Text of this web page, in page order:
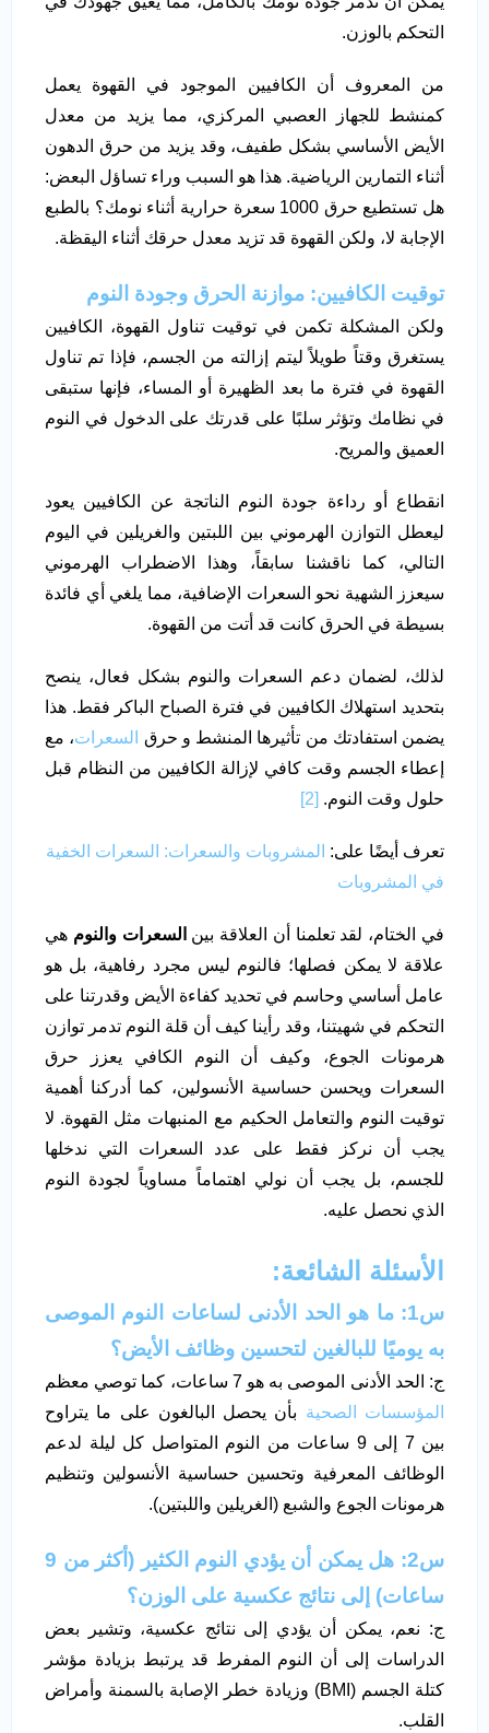
التحكم بالوزن.
من المعروف أن الكافيين الموجود في القهوة يعمل
كمنشط للجهاز العصبي المركزي، مما يزيد من معدل
الأيض الأساسي بشكل طفيف، وقد يزيد من حرق الدهون
أثناء التمارين الرياضية. هذا هو السبب وراء تساؤل البعض:
هل تستطيع حرق 1000 سعرة حرارية أثناء نومك؟ بالطبع
الإجابة لا، ولكن القهوة قد تزيد معدل حرقك أثناء اليقظة.
توقيت الكافيين: موازنة الحرق وجودة النوم
ولكن المشكلة تكمن في توقيت تناول القهوة، الكافيين
يستغرق وقتاً طويلاً ليتم إزالته من الجسم، فإذا تم تناول
القهوة في فترة ما بعد الظهيرة أو المساء، فإنها ستبقى
في نظامك وتؤثر سلبًا على قدرتك على الدخول في النوم
العميق والمريح.
انقطاع أو رداءة جودة النوم الناتجة عن الكافيين يعود
ليعطل التوازن الهرموني بين اللبتين والغريلين في اليوم
التالي، كما ناقشنا سابقاً، وهذا الاضطراب الهرموني
سيعزز الشهية نحو السعرات الإضافية، مما يلغي أي فائدة
بسيطة في الحرق كانت قد أتت من القهوة.
لذلك، لضمان دعم السعرات والنوم بشكل فعال، ينصح
بتحديد استهلاك الكافيين في فترة الصباح الباكر فقط. هذا
يضمن استفادتك من تأثيرها المنشط و حرق السعرات، مع
إعطاء الجسم وقت كافي لإزالة الكافيين من النظام قبل
حلول وقت النوم.
تعرف أيضًا على: المشروبات والسعرات: السعرات الخفية
في المشروبات
في الختام، لقد تعلمنا أن العلاقة بين السعرات والنوم هي
علاقة لا يمكن فصلها؛ فالنوم ليس مجرد رفاهية، بل هو
عامل أساسي وحاسم في تحديد كفاءة الأيض وقدرتنا على
التحكم في شهيتنا، وقد رأينا كيف أن قلة النوم تدمر توازن
هرمونات الجوع، وكيف أن النوم الكافي يعزز حرق
السعرات ويحسن حساسية الأنسولين، كما أدركنا أهمية
توقيت النوم والتعامل الحكيم مع المنبهات مثل القهوة. لا
يجب أن نركز فقط على عدد السعرات التي ندخلها
للجسم، بل يجب أن نولي اهتماماً مساوياً لجودة النوم
الذي نحصل عليه.
الأسئلة الشائعة:
س1: ما هو الحد الأدنى لساعات النوم الموصى
به يوميًا للبالغين لتحسين وظائف الأيض؟
ج: الحد الأدنى الموصى به هو 7 ساعات، كما توصي معظم
المؤسسات الصحية بأن يحصل البالغون على ما يتراوح
بين 7 إلى 9 ساعات من النوم المتواصل كل ليلة لدعم
الوظائف المعرفية وتحسين حساسية الأنسولين وتنظيم
هرمونات الجوع والشبع (الغريلين واللبتين).
س2: هل يمكن أن يؤدي النوم الكثير (أكثر من 9
ساعات) إلى نتائج عكسية على الوزن؟
ج: نعم، يمكن أن يؤدي إلى نتائج عكسية، وتشير بعض
الدراسات إلى أن النوم المفرط قد يرتبط بزيادة مؤشر
كتلة الجسم (BMI) وزيادة خطر الإصابة بالسمنة وأمراض
القلب.